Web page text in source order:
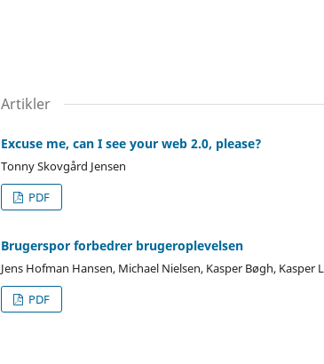
Artikler
Excuse me, can I see your web 2.0, please?
Tonny Skovgård Jensen
PDF
Brugerspor forbedrer brugeroplevelsen
Jens Hofman Hansen, Michael Nielsen, Kasper Bøgh, Kasper
PDF